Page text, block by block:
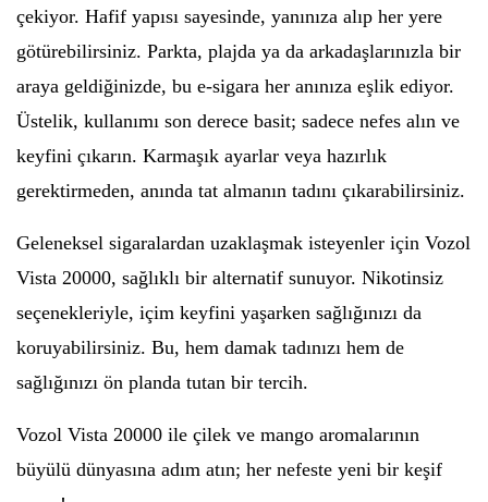
çekiyor. Hafif yapısı sayesinde, yanınıza alıp her yere
götürebilirsiniz. Parkta, plajda ya da arkadaşlarınızla bir
araya geldiğinizde, bu e-sigara her anınıza eşlik ediyor.
Üstelik, kullanımı son derece basit; sadece nefes alın ve
keyfini çıkarın. Karmaşık ayarlar veya hazırlık
gerektirmeden, anında tat almanın tadını çıkarabilirsiniz.
Geleneksel sigaralardan uzaklaşmak isteyenler için Vozol
Vista 20000, sağlıklı bir alternatif sunuyor. Nikotinsiz
seçenekleriyle, içim keyfini yaşarken sağlığınızı da
koruyabilirsiniz. Bu, hem damak tadınızı hem de
sağlığınızı ön planda tutan bir tercih.
Vozol Vista 20000 ile çilek ve mango aromalarının
büyülü dünyasına adım atın; her nefeste yeni bir keşif